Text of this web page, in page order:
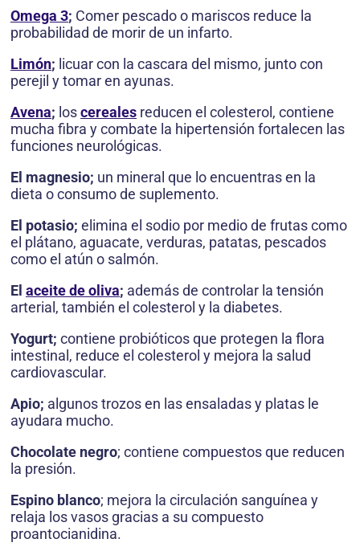
Omega 3; Comer pescado o mariscos reduce la
probabilidad de morir de un infarto.
Limón; licuar con la cascara del mismo, junto con
perejil y tomar en ayunas.
Avena; loscereales reducen el colesterol, contiene
mucha fibra y combate la hipertensión fortalecen las
funciones neurológicas.
El magnesio; un mineral que lo encuentras en la
dieta o consumo de suplemento.
El potasio; elimina el sodio por medio de frutas como
el plátano, aguacate, verduras, patatas, pescados
como el atún o salmón.
El aceite de oliva; además de controlar la tensión
arterial, también el colesterol y la diabetes.
Yogurt; contiene probióticos que protegen la flora
intestinal, reduce el colesterol y mejora la salud
cardiovascular.
Apio; algunos trozos en las ensaladas y platas le
ayudara mucho.
Chocolate negro; contiene compuestos que reducen
la presión.
Espino blanco; mejora la circulación sanguínea y
relaja los vasos gracias a su compuesto
proantocianidina.